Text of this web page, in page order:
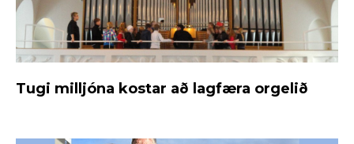
Tugi milljóna kostar að lagfæra orgelið